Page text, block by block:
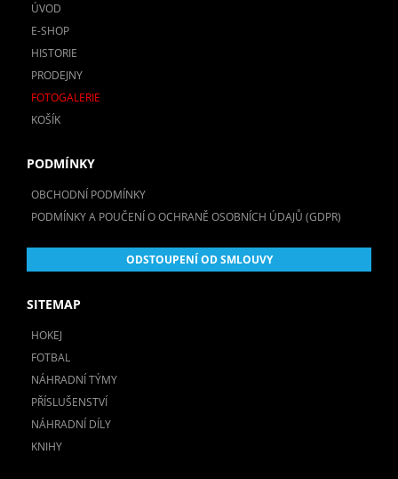
ÚVOD
E-SHOP
HISTORIE
PRODEJNY
FOTOGALERIE
KOŠÍK
PODMÍNKY
OBCHODNÍ PODMÍNKY
PODMÍNKY A POUČENÍ O OCHRANĚ OSOBNÍCH ÚDAJŮ (GDPR)
ODSTOUPENÍ OD SMLOUVY
SITEMAP
HOKEJ
FOTBAL
NÁHRADNÍ TÝMY
PŘÍSLUŠENSTVÍ
NÁHRADNÍ DÍLY
KNIHY